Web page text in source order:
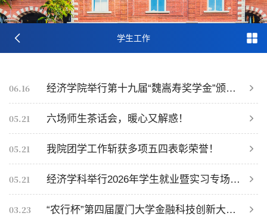
学生工作
06.16 经济学院举行第十九届“魏嵩寿奖学金”颁奖仪式
05.21 六场师生茶话会，暖心又解惑！
05.21 我院团学工作斩获多项五四表彰荣誉！
05.21 经济学科举行2026年学生就业暨实习专场招聘会
03.23 “农行杯”第四届厦门大学金融科技创新大赛颁奖典礼举行